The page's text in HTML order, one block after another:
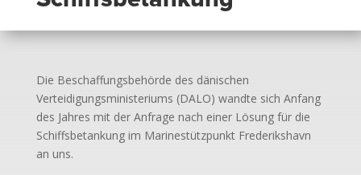
Die Beschaffungsbehörde des dänischen
Verteidigungsministeriums (DALO) wandte sich Anfang
des Jahres mit der Anfrage nach einer Lösung für die
Schiffsbetankung im Marinestützpunkt Frederikshavn
an uns.